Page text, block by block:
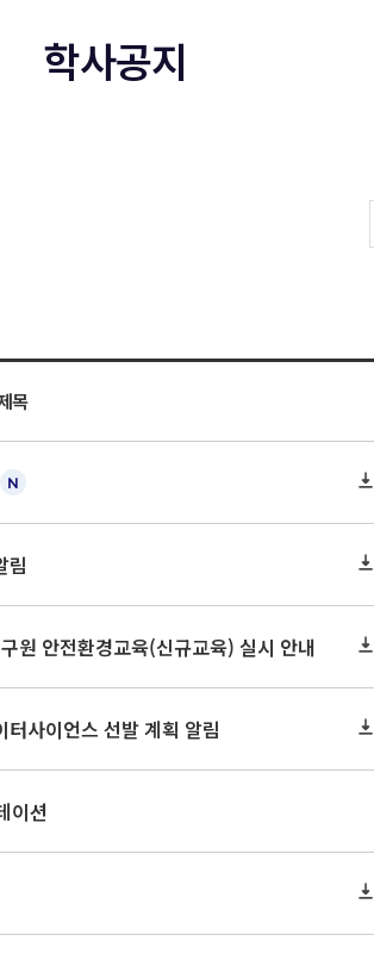
학사공지
목
림
원 안전환경교육(신규교육) 실시 안내
사이언스 선발 계획 알림
이션